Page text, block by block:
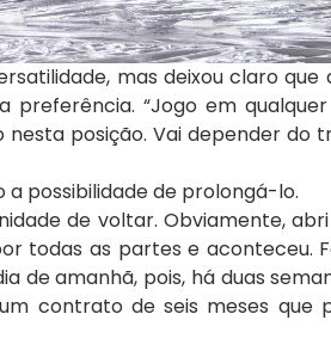
mas deixou claro que
“Jogo em qualquer
nesta posição. Vai depender do
possibilidade de prolongá-lo.
de voltar. Obviamente,
todas as partes e aconteceu.
de amanhã, pois, há duas
contrato de seis meses que